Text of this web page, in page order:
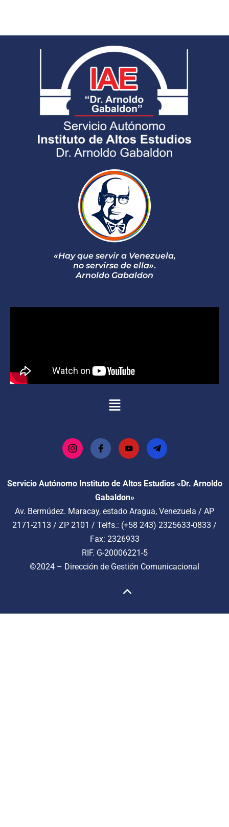
«Hay que servir a Venezuela,
no servirse de ella».
Arnoldo Gabaldon
Servicio Autónomo Instituto de Altos Estudios «Dr. Arnoldo
Gabaldon»
Av. Bermúdez. Maracay, estado Aragua, Venezuela / AP
2171-2113 / ZP 2101 / Telfs.: (+58 243) 2325633-0833 /
Fax: 2326933
RIF. G-20006221-5
©2024 – Dirección de Gestión Comunicacional